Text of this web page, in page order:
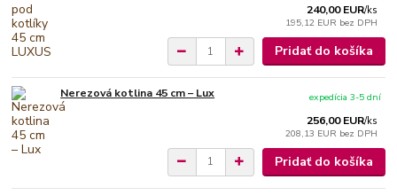
240,00 EUR/ks
195,12 EUR bez DPH
Pridať do košíka
Nerezová kotlina 45 cm – Lux
256,00 EUR/ks
208,13 EUR bez DPH
expedícia 3-5 dní
Pridať do košíka